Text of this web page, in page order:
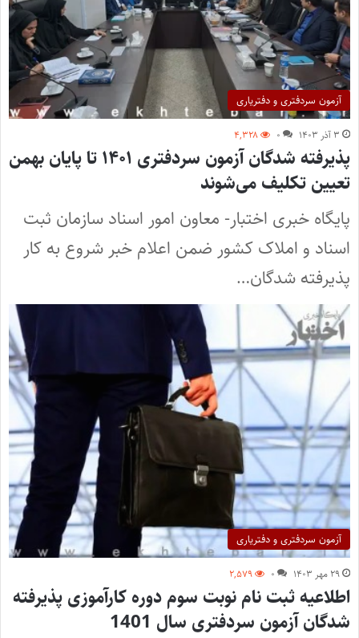
آزمون سردفتری و دفتریاری
۳ آذر ۱۴۰۳ ۰ ۴,۳۲۸
پذیرفته شدگان آزمون سردفتری ۱۴۰۱ تا پایان بهمن
تعیین تکلیف می‌شوند
پایگاه خبری اختبار- معاون امور اسناد سازمان ثبت
اسناد و املاک کشور ضمن اعلام خبر شروع به کار
پذیرفته شدگان…
آزمون سردفتری و دفتریاری
۲۹ مهر ۱۴۰۳ ۰ ۲,۵۷۹
اطلاعیه ثبت نام نوبت سوم دوره کارآموزی پذیرفته‌
شدگان آزمون سردفتری سال 1401